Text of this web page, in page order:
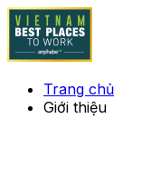
Trang chủ
Giới thiệu